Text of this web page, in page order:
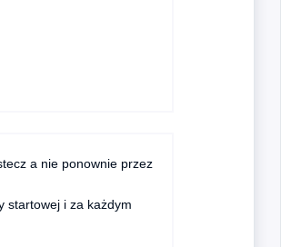
a nie ponownie przez
startowej i za każdym